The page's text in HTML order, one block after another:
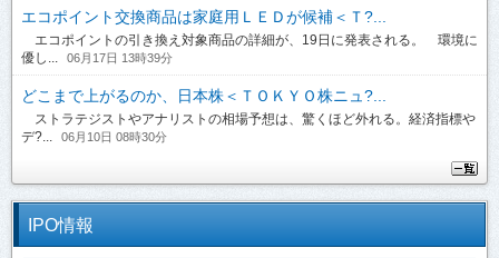
エコポイント交換商品は家庭用ＬＥＤが候補＜Ｔ?...
エコポイントの引き換え対象商品の詳細が、19日に発表される。 環境に
優し...
06月17日 13時39分
どこまで上がるのか、日本株＜ＴＯＫＹＯ株ニュ?...
ストラテジストやアナリストの相場予想は、驚くほど外れる。経済指標や
デ?...
06月10日 08時30分
IPO情報